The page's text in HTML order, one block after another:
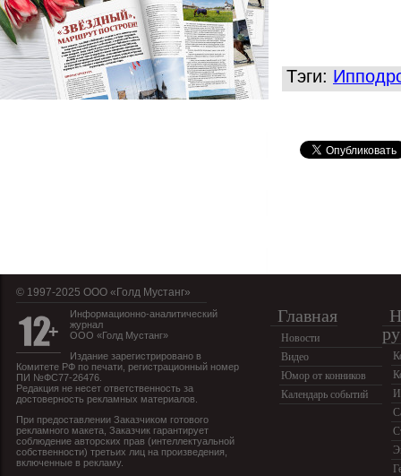
Тэги:
© 1997-2025 OOO «Голд Мустанг»
Информационно-аналитический
журнал
ООО «Голд Мустанг»
Издание зарегистрировано в
Комитете РФ по печати, регистрационный номер
ПИ №ФС77-26476.
Редакция не несет ответственность за
достоверность рекламных материалов.
При предоставлении Заказчиком готового
рекламного макета, Заказчик гарантирует
соблюдение авторских прав (интеллектуальной
собственности) третьих лиц на произведения,
включенные в рекламу.
Главная
Новости
Видео
Юмор от конников
Календарь событий